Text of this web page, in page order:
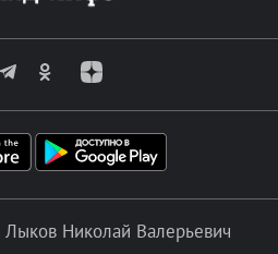
Николай Валерьевич